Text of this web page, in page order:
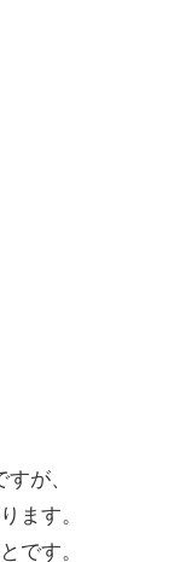
が、
ます。
です。